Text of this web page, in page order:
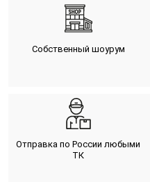
Собственный шоурум
Отправка по России любыми
ТК